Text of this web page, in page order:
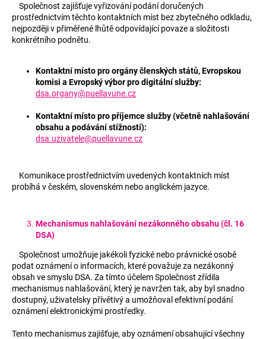
Společnost zajišťuje vyřizování podání doručených
prostřednictvím těchto kontaktních míst bez zbytečného odkladu,
nejpozději v přiměřené lhůtě odpovídající povaze a složitosti
konkrétního podnětu.
Kontaktní místo pro orgány členských států, Evropskou
komisi a Evropský výbor pro digitální služby:
dsa.organy@puellavune.cz
Kontaktní místo pro příjemce služby (včetně nahlašování
obsahu a podávání stížností):
dsa.uzivatele@puellavune.cz
Komunikace prostřednictvím uvedených kontaktních míst
probíhá v českém, slovenském nebo anglickém jazyce.
Mechanismus nahlašování nezákonného obsahu (čl. 16
DSA)
Společnost umožňuje jakékoli fyzické nebo právnické osobě
podat oznámení o informacích, které považuje za nezákonný
obsah ve smyslu DSA. Za tímto účelem Společnost zřídila
mechanismus nahlašování, který je navržen tak, aby byl snadno
dostupný, uživatelsky přívětivý a umožňoval efektivní podání
oznámení elektronickými prostředky.
Tento mechanismus zajišťuje, aby oznámení obsahující všechny
r
u
č